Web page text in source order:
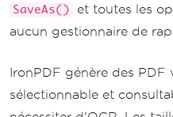
SaveAs()
et toutes les
aucun gestionnaire de
IronPDF génère des PDF
sélectionnable et